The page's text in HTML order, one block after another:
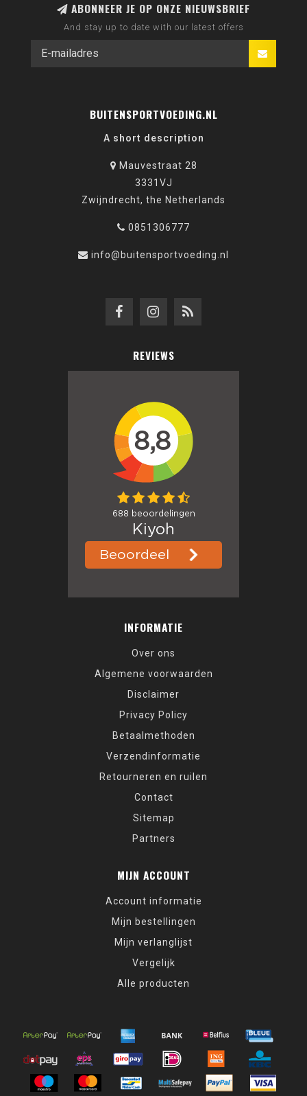
ABONNEER JE OP ONZE NIEUWSBRIEF
And stay up to date with our latest offers
BUITENSPORTVOEDING.NL
A short description
Mauvestraat 28
3331VJ
Zwijndrecht, the Netherlands
0851306777
info@buitensportvoeding.nl
REVIEWS
INFORMATIE
Over ons
Algemene voorwaarden
Disclaimer
Privacy Policy
Betaalmethoden
Verzendinformatie
Retourneren en ruilen
Contact
Sitemap
Partners
MIJN ACCOUNT
Account informatie
Mijn bestellingen
Mijn verlanglijst
Vergelijk
Alle producten